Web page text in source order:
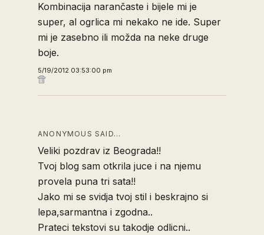
Kombinacija narančaste i bijele mi je
super, al ogrlica mi nekako ne ide. Super
mi je zasebno ili možda na neke druge
boje.
5/19/2012 03:53:00 pm
ANONYMOUS SAID…
Veliki pozdrav iz Beograda!!
Tvoj blog sam otkrila juce i na njemu
provela puna tri sata!!
Jako mi se svidja tvoj stil i beskrajno si
lepa,sarmantna i zgodna..
Prateci tekstovi su takodje odlicni..